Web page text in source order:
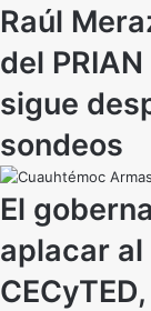
Raúl
del
sigue
sondeos
El
aplacar